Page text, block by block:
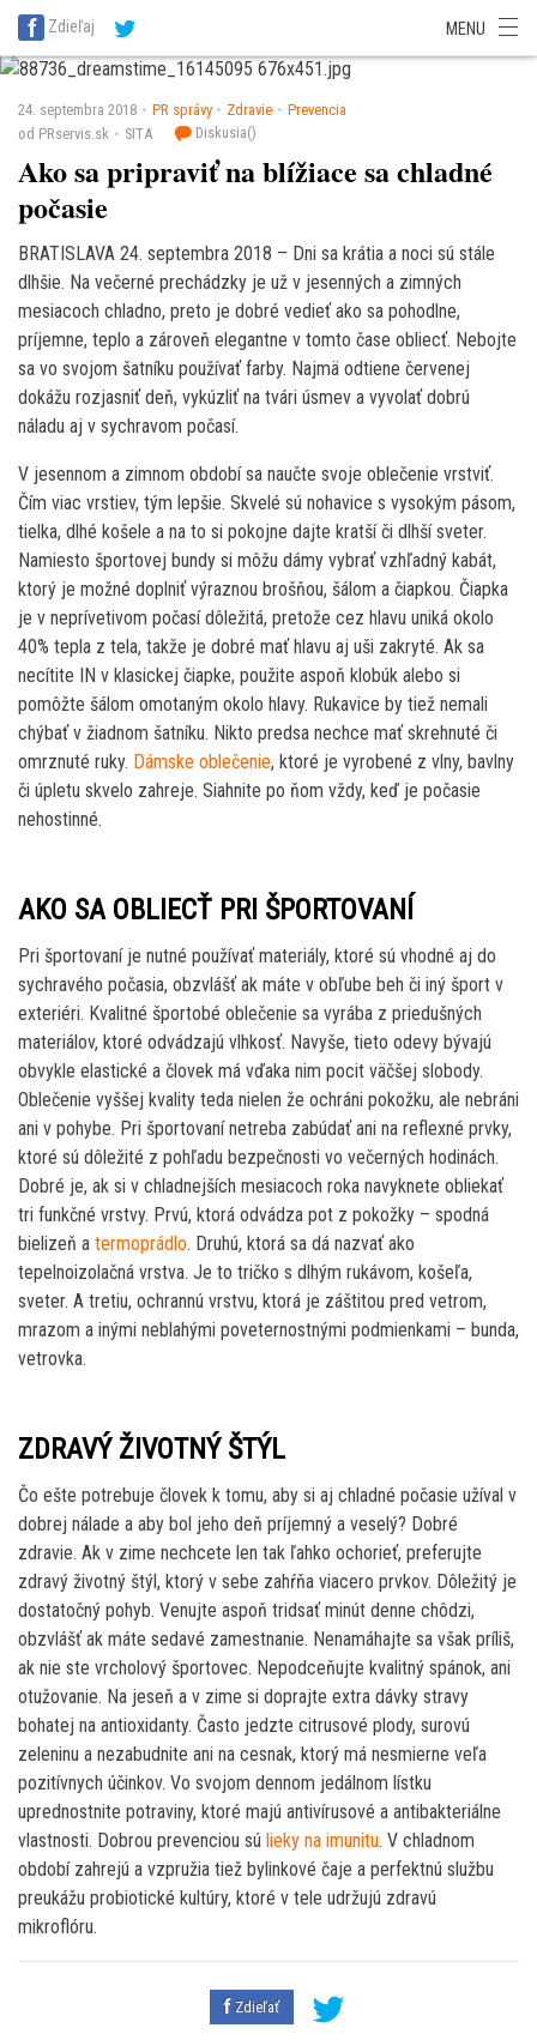
SITA Energetika
SITA Potravinárstvo
Zdieľaj MENU
24. septembra 2018 PR správy Zdravie
Prevencia
od PRservis.sk
SITA Diskusia()
Ako sa pripraviť na blížiace sa chladné
počasie
BRATISLAVA 24. septembra 2018 – Dni sa krátia a noci sú stále
dlhšie. Na večerné prechádzky je už v jesenných a zimných
mesiacoch chladno, preto je dobré vedieť ako sa pohodlne,
príjemne, teplo a zároveň elegantne v tomto čase obliecť. Nebojte
sa vo svojom šatníku používať farby. Najmä odtiene červenej
dokážu rozjasniť deň, vykúzliť na tvári úsmev a vyvolať dobrú
náladu aj v sychravom počasí.
V jesennom a zimnom období sa naučte svoje oblečenie vrstviť.
Čím viac vrstiev, tým lepšie. Skvelé sú nohavice s vysokým pásom,
tielka, dlhé košele a na to si pokojne dajte kratší či dlhší sveter.
Namiesto športovej bundy si môžu dámy vybrať vzhľadný kabát,
ktorý je možné doplniť výraznou brošňou, šálom a čiapkou. Čiapka
je v neprívetivom počasí dôležitá, pretože cez hlavu uniká okolo
40% tepla z tela, takže je dobré mať hlavu aj uši zakryté. Ak sa
necítite IN v klasickej čiapke, použite aspoň klobúk alebo si
pomôžte šálom omotaným okolo hlavy. Rukavice by tiež nemali
chýbať v žiadnom šatníku. Nikto predsa nechce mať skrehnuté či
omrznuté ruky. Dámske oblečenie, ktoré je vyrobené z vlny, bavlny
či úpletu skvelo zahreje. Siahnite po ňom vždy, keď je počasie
nehostinné.
AKO SA OBLIECŤ PRI ŠPORTOVANÍ
Pri športovaní je nutné používať materiály, ktoré sú vhodné aj do
sychravého počasia, obzvlášť ak máte v obľube beh či iný šport v
exteriéri. Kvalitné športobé oblečenie sa vyrába z priedušných
materiálov, ktoré odvádzajú vlhkosť. Navyše, tieto odevy bývajú
obvykle elastické a človek má vďaka nim pocit väčšej slobody.
Oblečenie vyššej kvality teda nielen že ochráni pokožku, ale nebráni
ani v pohybe. Pri športovaní netreba zabúdať ani na reflexné prvky,
ktoré sú dôležité z pohľadu bezpečnosti vo večerných hodinách.
Dobré je, ak si v chladnejších mesiacoch roka navyknete obliekať
tri funkčné vrstvy. Prvú, ktorá odvádza pot z pokožky – spodná
bielizeň a termoprádlo. Druhú, ktorá sa dá nazvať ako
tepelnoizolačná vrstva. Je to tričko s dlhým rukávom, košeľa,
sveter. A tretiu, ochrannú vrstvu, ktorá je záštitou pred vetrom,
mrazom a inými neblahými poveternostnými podmienkami – bunda,
vetrovka.
ZDRAVÝ ŽIVOTNÝ ŠTÝL
Čo ešte potrebuje človek k tomu, aby si aj chladné počasie užíval v
dobrej nálade a aby bol jeho deň príjemný a veselý? Dobré
zdravie. Ak v zime nechcete len tak ľahko ochorieť, preferujte
zdravý životný štýl, ktorý v sebe zahŕňa viacero prvkov. Dôležitý je
dostatočný pohyb. Venujte aspoň tridsať minút denne chôdzi,
obzvlášť ak máte sedavé zamestnanie. Nenamáhajte sa však príliš,
ak nie ste vrcholový športovec. Nepodceňujte kvalitný spánok, ani
otužovanie. Na jeseň a v zime si doprajte extra dávky stravy
bohatej na antioxidanty. Často jedzte citrusové plody, surovú
zeleninu a nezabudnite ani na cesnak, ktorý má nesmierne veľa
pozitívnych účinkov. Vo svojom dennom jedálnom lístku
uprednostnite potraviny, ktoré majú antivírusové a antibakteriálne
vlastnosti. Dobrou prevenciou sú lieky na imunitu. V chladnom
období zahrejú a vzpružia tiež bylinkové čaje a perfektnú službu
preukážu probiotické kultúry, ktoré v tele udržujú zdravú
mikroflóru.
Zdieľať